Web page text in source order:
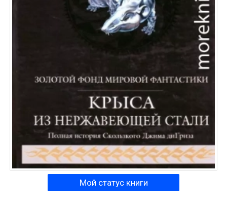
Мой статус книги